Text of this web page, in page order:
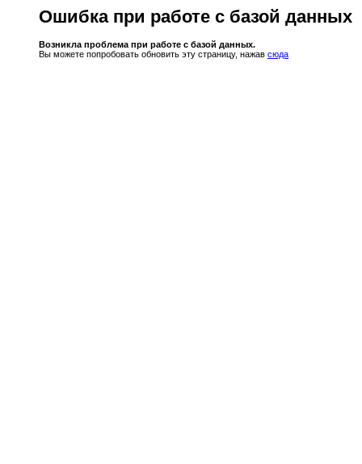
Ошибка при работе с базой данных
Возникла проблема при работе с базой данных.
Вы можете попробовать обновить эту страницу, нажав сюда